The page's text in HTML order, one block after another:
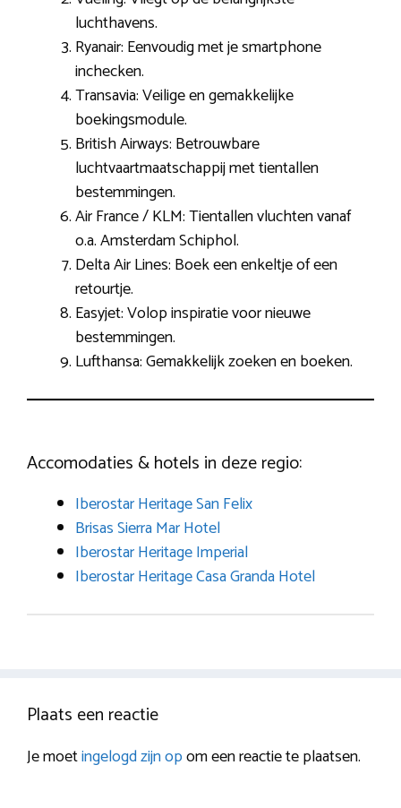
luchthavens.
Ryanair: Eenvoudig met je smartphone
inchecken.
Transavia: Veilige en gemakkelijke
boekingsmodule.
British Airways: Betrouwbare
luchtvaartmaatschappij met tientallen
bestemmingen.
Air France / KLM: Tientallen vluchten vanaf
o.a. Amsterdam Schiphol.
Delta Air Lines: Boek een enkeltje of een
retourtje.
Easyjet: Volop inspiratie voor nieuwe
bestemmingen.
Lufthansa: Gemakkelijk zoeken en boeken.
Accomodaties & hotels in deze regio:
Iberostar Heritage San Felix
Brisas Sierra Mar Hotel
Iberostar Heritage Imperial
Iberostar Heritage Casa Granda Hotel
Plaats een reactie
Je moetingelogd zijn opom een reactie te plaatsen.